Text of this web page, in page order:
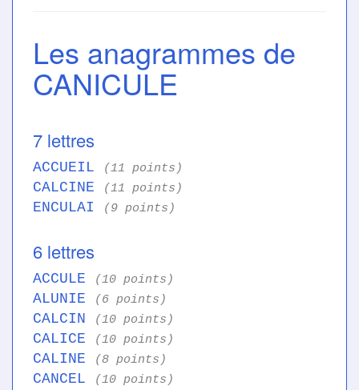
Les anagrammes de
CANICULE
7 lettres
ACCUEIL (11 points)
CALCINE (11 points)
ENCULAI (9 points)
6 lettres
ACCULE (10 points)
ALUNIE (6 points)
CALCIN (10 points)
CALICE (10 points)
CALINE (8 points)
CANCEL (10 points)